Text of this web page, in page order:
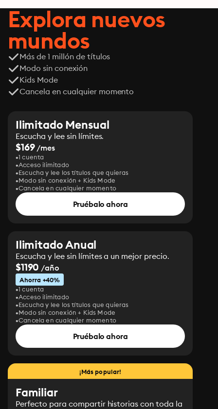
Explora nuevos
mundos
Más de 1 millón de títulos
Modo sin conexión
Kids Mode
Cancela en cualquier momento
Ilimitado Mensual
Escucha y lee sin límites.
$169/mes
1 cuenta
Acceso ilimitado
Escucha y lee los títulos que quieras
Modo sin conexión + Kids Mode
Cancela en cualquier momento
Pruébalo ahora
Ilimitado Anual
Escucha y lee sin límites a un mejor precio.
$1190 /año
Ahorra +40%
1 cuenta
Acceso ilimitado
Escucha y lee los títulos que quieras
Modo sin conexión + Kids Mode
Cancela en cualquier momento
Pruébalo ahora
¡Más popular!
Familiar
Perfecto para compartir historias con toda la